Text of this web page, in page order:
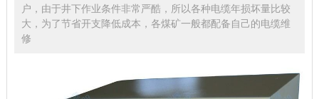
户，由于井下作业条件非常严酷，所以各种电缆年损坏量比较
大，为了节省开支降低成本，各煤矿一般都配备自己的电缆维
修